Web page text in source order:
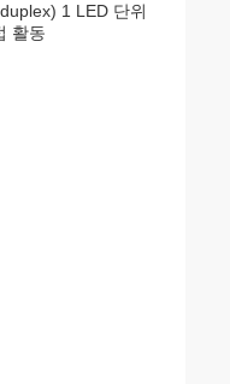
1 LED 단위
활동